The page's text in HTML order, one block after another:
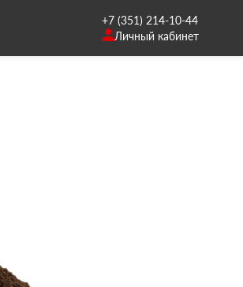
+7 (351) 214-10-44
Личный кабинет